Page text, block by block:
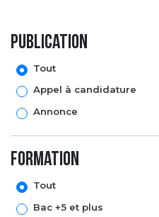
Publication
Tout
Appel à candidature
Annonce
formation
Tout
Bac +5 et plus